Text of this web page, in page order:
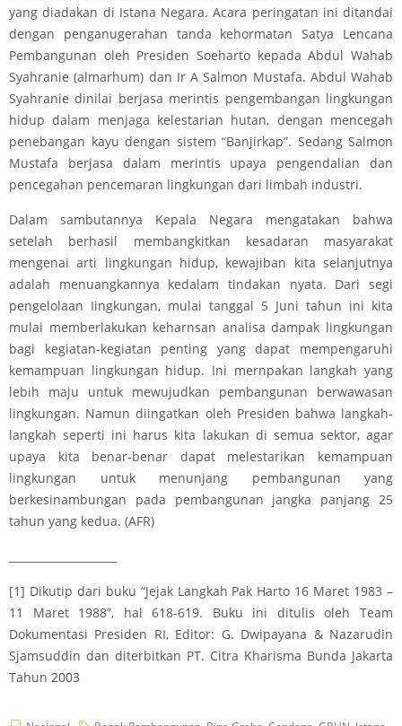
yang diadakan di Istana Negara. Acara peringatan ini ditandai
dengan penganugerahan tanda kehormatan Satya Lencana
Pembangunan oleh Presiden Soeharto kepada Abdul Wahab
Syahranie (almarhum) dan Ir A Salmon Mustafa. Abdul Wahab
Syahranie dinilai berjasa merintis pengembangan lingkungan
hidup dalam menjaga kelestarian hutan, dengan mencegah
penebangan kayu dengan sistem “Banjirkap”. Sedang Salmon
Mustafa berjasa dalam merintis upaya pengendalian dan
pencegahan pencemaran lingkungan dari limbah industri.
Dalam sambutannya Kepala Negara mengatakan bahwa
setelah berhasil membangkitkan kesadaran masyarakat
mengenai arti lingkungan hidup, kewajiban kita selanjutnya
adalah menuangkannya kedalam tindakan nyata. Dari segi
pengelolaan Iingkungan, mulai tanggal 5 Juni tahun ini kita
mulai memberlakukan keharnsan analisa dampak lingkungan
bagi kegiatan-kegiatan penting yang dapat mempengaruhi
kemampuan lingkungan hidup. Ini mernpakan langkah yang
lebih maju untuk mewujudkan pembangunan berwawasan
lingkungan. Namun diingatkan oleh Presiden bahwa langkah-
langkah seperti ini harus kita lakukan di semua sektor, agar
upaya kita benar-benar dapat melestarikan kemampuan
lingkungan untuk menunjang pembangunan yang
berkesinambungan pada pembangunan jangka panjang 25
tahun yang kedua. (AFR)
[1] Dikutip dari buku “Jejak Langkah Pak Harto 16 Maret 1983 –
11 Maret 1988”, hal 618-619. Buku ini ditulis oleh Team
Dokumentasi Presiden RI, Editor: G. Dwipayana & Nazarudin
Sjamsuddin dan diterbitkan PT. Citra Kharisma Bunda Jakarta
Tahun 2003